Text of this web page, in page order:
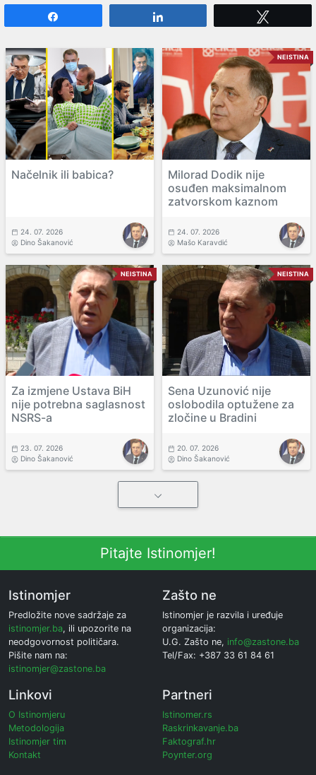
Načelnik ili babica?
24. 07. 2026
Dino Šakanović
NEISTINA
Milorad Dodik nije
osuđen maksimalnom
zatvorskom kaznom
24. 07. 2026
Mašo Karavdić
NEISTINA
Za izmjene Ustava BiH
nije potrebna saglasnost
NSRS-a
23. 07. 2026
Dino Šakanović
NEISTINA
Sena Uzunović nije
oslobodila optužene za
zločine u Bradini
20. 07. 2026
Dino Šakanović
Pitajte Istinomjer!
Istinomjer
Predložite nove sadržaje za
istinomjer.ba, ili upozorite na
neodgovornost političara.
Pišite nam na:
istinomjer@zastone.ba
Zašto ne
Istinomjer je razvila i uređuje
organizacija:
U.G. Zašto ne, info@zastone.ba
Tel/Fax: +387 33 61 84 61
Linkovi
O Istinomjeru
Metodologija
Istinomjer tim
Kontakt
Partneri
Istinomer.rs
Raskrinkavanje.ba
Faktograf.hr
Poynter.org